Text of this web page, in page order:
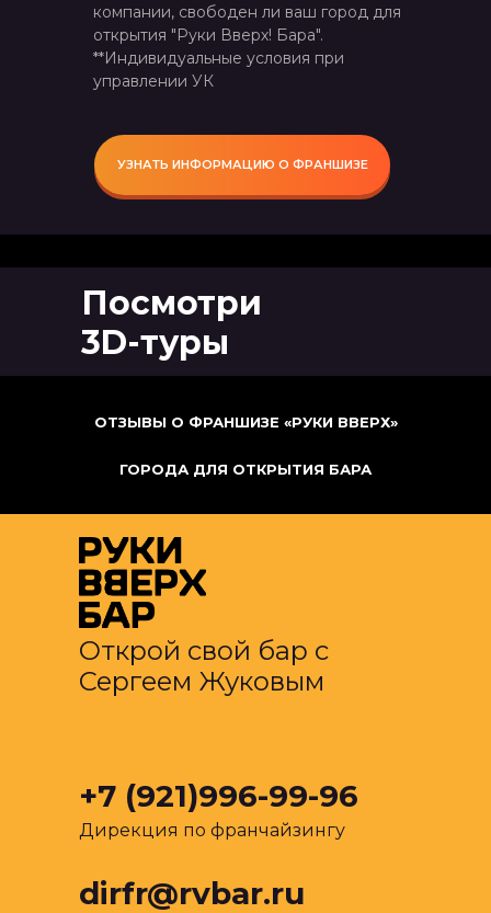
компании, свободен ли ваш город для
открытия "Руки Вверх! Бара".
**Индивидуальные условия при
управлении УК
УЗНАТЬ ИНФОРМАЦИЮ О ФРАНШИЗЕ
Посмотри
3D-туры
ОТЗЫВЫ О ФРАНШИЗЕ «РУКИ ВВЕРХ»
ГОРОДА ДЛЯ ОТКРЫТИЯ БАРА
Открой свой бар с
Сергеем Жуковым
+7 (921)996-99-96
dirfr@rvbar.ru
Дирекция по франчайзингу